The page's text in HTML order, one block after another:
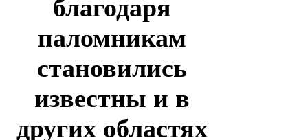
благодаря
паломникам
становились
известны и в
других областях